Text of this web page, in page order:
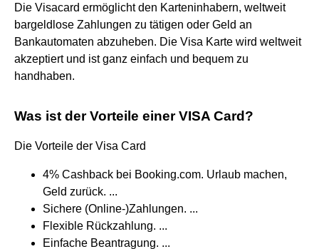
Die Visacard ermöglicht den Karteninhabern, weltweit
bargeldlose Zahlungen zu tätigen oder Geld an
Bankautomaten abzuheben. Die Visa Karte wird weltweit
akzeptiert und ist ganz einfach und bequem zu
handhaben.
Was ist der Vorteile einer VISA Card?
Die Vorteile der Visa Card
4% Cashback bei Booking.com. Urlaub machen,
Geld zurück. ...
Sichere (Online-)Zahlungen. ...
Flexible Rückzahlung. ...
Einfache Beantragung. ...